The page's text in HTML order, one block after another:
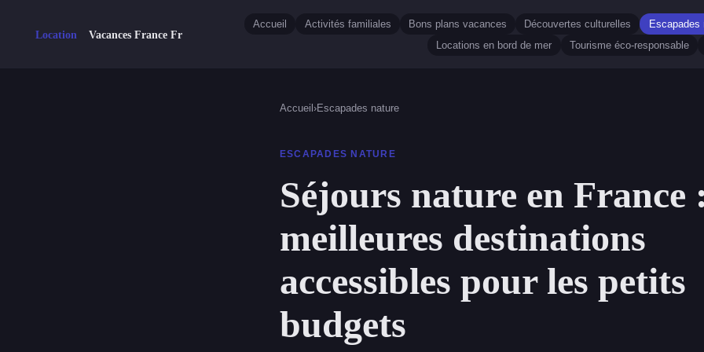
Accueil Activités familiales Bons plans vacances Découvertes culturelles
Escapades
Locations en bord de mer
Tourisme éco-responsable
Accueil ›Escapades nature
ESCAPADES NATURE
Séjours nature en France
meilleures destinations
accessibles pour les petits
budgets